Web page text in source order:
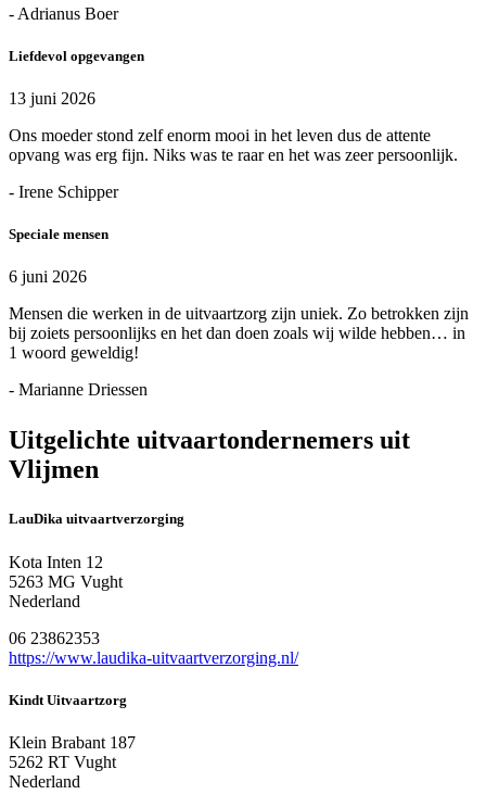
- Adrianus Boer
Liefdevol opgevangen
13 juni 2026
Ons moeder stond zelf enorm mooi in het leven dus de attente
opvang was erg fijn. Niks was te raar en het was zeer persoonlijk.
- Irene Schipper
Speciale mensen
6 juni 2026
Mensen die werken in de uitvaartzorg zijn uniek. Zo betrokken zijn
bij zoiets persoonlijks en het dan doen zoals wij wilde hebben… in
1 woord geweldig!
- Marianne Driessen
Uitgelichte uitvaartondernemers uit
Vlijmen
LauDika uitvaartverzorging
Kota Inten 12
5263 MG Vught
Nederland
06 23862353
https://www.laudika-uitvaartverzorging.nl/
Kindt Uitvaartzorg
Klein Brabant 187
5262 RT Vught
Nederland